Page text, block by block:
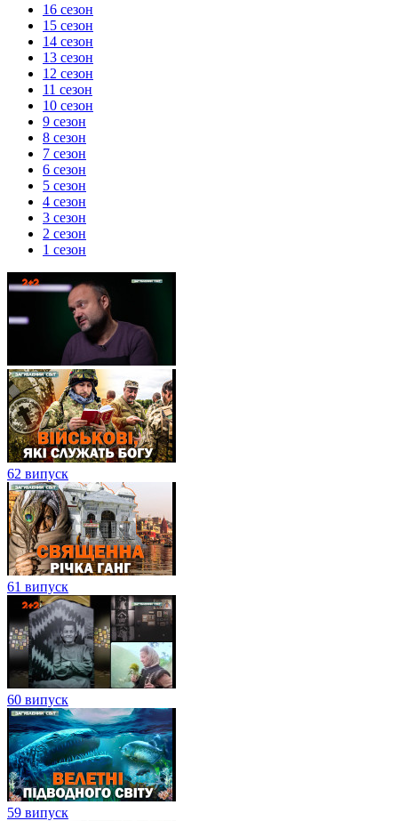
16 сезон
15 сезон
14 сезон
13 сезон
12 сезон
11 сезон
10 сезон
9 сезон
8 сезон
7 сезон
6 сезон
5 сезон
4 сезон
3 сезон
2 сезон
1 сезон
62 випуск
61 випуск
60 випуск
59 випуск